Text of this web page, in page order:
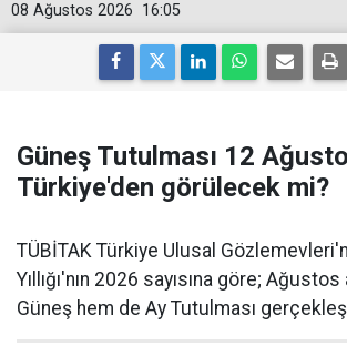
16:05
08 Ağustos 2026
Güneş Tutulması 12
Türkiye'den görülecek mi?
TÜBİTAK Türkiye Ulusal
Yıllığı'nın 2026 sayısına göre; Ağustos
Güneş hem de Ay Tutulması